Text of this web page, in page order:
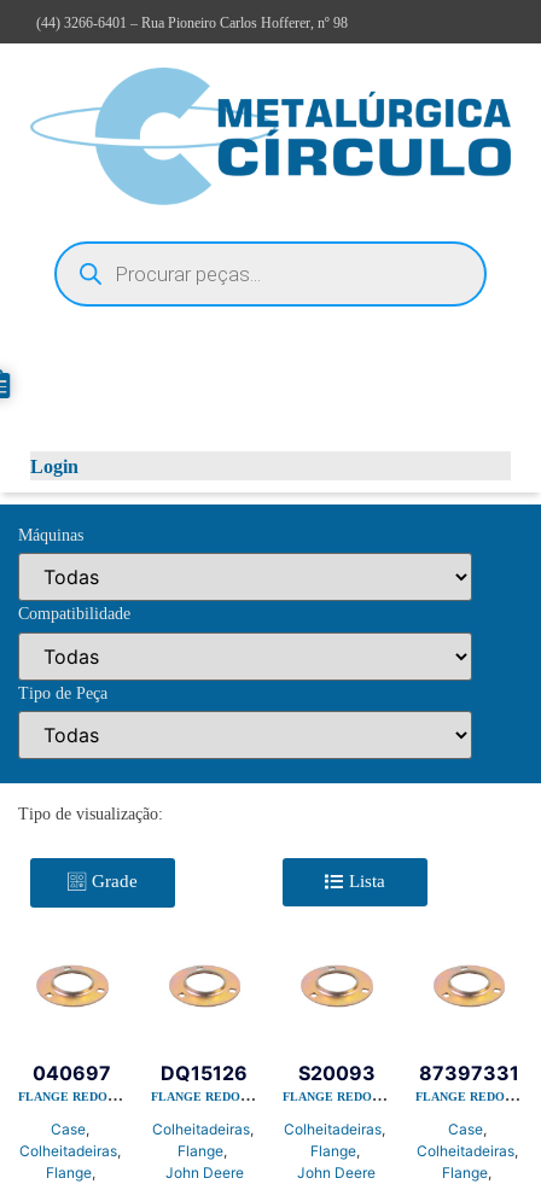
(44) 3266-6401 – Rua Pioneiro Carlos Hofferer, nº 98
Login
Máquinas
Compatibilidade
Tipo de Peça
Tipo de visualização:
Grade Lista
Case,
Colheitadeiras,
Flange,
FLANGE REDONDA 03 FUROS QUADRADOS GE-30MM PF206
040697
Colheitadeiras,
Flange,
John Deere
FLANGE REDONDA 03 FUROS QUADRADOS GE-30MM PF206
DQ15126
Colheitadeiras,
Flange,
John Deere
FLANGE REDONDA 03 FUROS QUADRADOS GE-30MM PF206
S20093
Case,
Colheitadeiras,
Flange,
FLANGE REDONDA 03 FUROS QUADRADOS GE-30MM PF206
87397331